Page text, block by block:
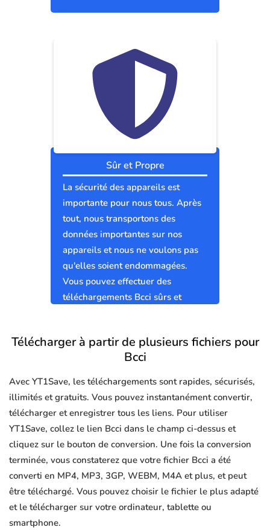
Sûr et Propre
La sécurité des appareils est
importante pour nous tous. Après
tout, nous transportons des
données importantes sur nos
appareils et nous ne voulons pas
qu'elles soient endommagées.
Vous pouvez effectuer des
téléchargements Bcci sûrs et
Télécharger à partir de plusieurs fichiers pour
Bcci
Avec YT1Save, les téléchargements sont rapides, sécurisés,
illimités et gratuits. Vous pouvez instantanément convertir,
télécharger et enregistrer tous les liens. Pour utiliser
YT1Save, collez le lien Bcci dans le champ ci-dessus et
cliquez sur le bouton de conversion. Une fois la conversion
terminée, vous constaterez que votre fichier Bcci a été
converti en MP4, MP3, 3GP, WEBM, M4A et plus, et peut
être téléchargé. Vous pouvez choisir le fichier le plus adapté
et le télécharger sur votre ordinateur, tablette ou
smartphone.